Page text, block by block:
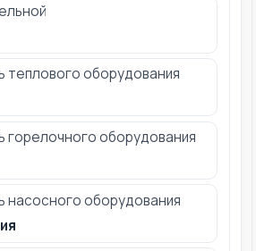
теплового оборудования
горелочного оборудования
насосного оборудования